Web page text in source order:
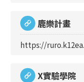
鹿樂計畫
https://
X實驗學院